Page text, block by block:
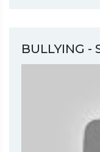
BULLYING -